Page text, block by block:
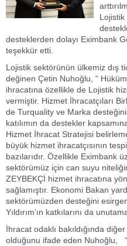
desteklerden dolayı Eximbank
teşekkür etti.
Lojistik sektörünün ülkemiz dış
değinen Çetin Nuhoğlu, “
ihracatına özellikle de Lojistik
vermiştir. Hizmet İhracatçıları
de Turquality ve Marka
katılımın da destekler
Hizmet İhracat Stratejisi
büyük hizmet ihracatçısının
bazılarıdır. Özellikle Eximbank
sektörümüz için can suyu
ZEYBEKÇİ hizmet ihracatına
sağlamıştır. Ekonomi Bakan
sektörümüzden desteğini
Yıldırım’ın katkılarını da
İhracat odaklı bakıldığında
olduğunu ifade eden Nuhoğlu,